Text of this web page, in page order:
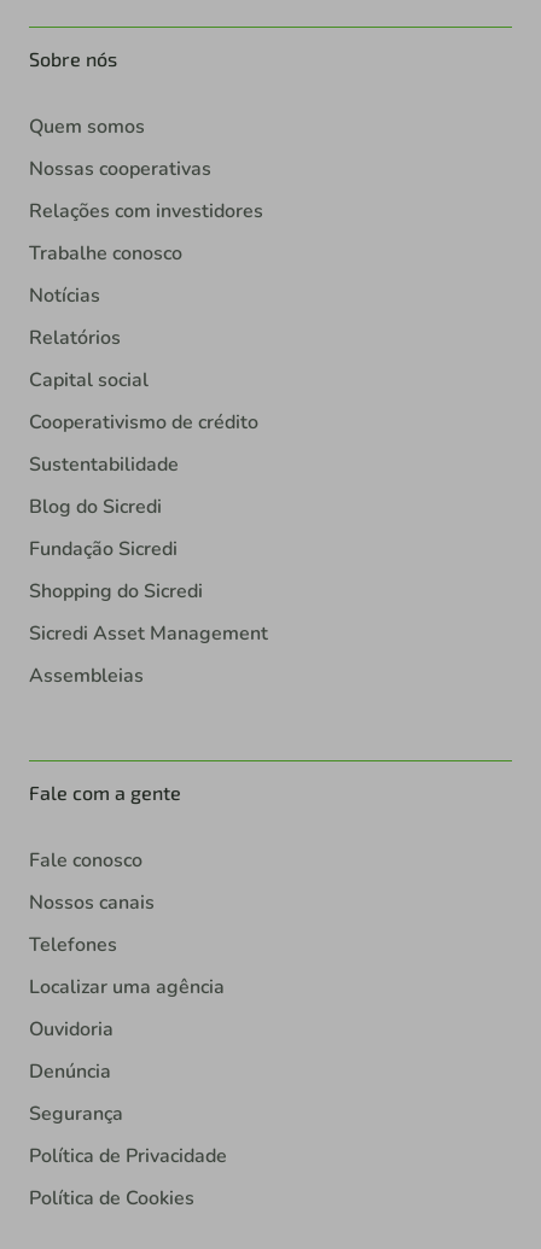
Sobre nós
Quem somos
Nossas cooperativas
Relações com investidores
Trabalhe conosco
Notícias
Relatórios
Capital social
Cooperativismo de crédito
Sustentabilidade
Blog do Sicredi
Fundação Sicredi
Shopping do Sicredi
Sicredi Asset Management
Assembleias
Fale com a gente
Fale conosco
Nossos canais
Telefones
Localizar uma agência
Ouvidoria
Denúncia
Segurança
Política de Privacidade
Política de Cookies